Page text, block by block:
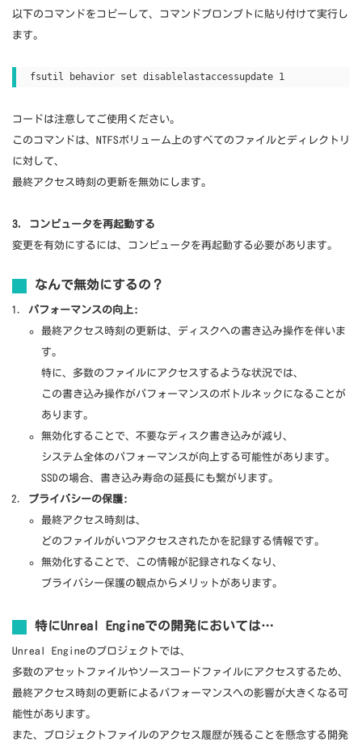
以下のコマンドをコピーして、コマンドプロンプトに貼り付けて実行し
ます。
fsutil behavior set disablelastaccessupdate 1
コードは注意してご使用ください。
このコマンドは、NTFSボリューム上のすべてのファイルとディレクトリ
に対して、
最終アクセス時刻の更新を無効にします。
3. コンピュータを再起動する
変更を有効にするには、コンピュータを再起動する必要があります。
なんで無効にするの？
パフォーマンスの向上:
最終アクセス時刻の更新は、ディスクへの書き込み操作を伴いま
す。
特に、多数のファイルにアクセスするような状況では、
この書き込み操作がパフォーマンスのボトルネックになることが
あります。
無効化することで、不要なディスク書き込みが減り、
システム全体のパフォーマンスが向上する可能性があります。
SSDの場合、書き込み寿命の延長にも繋がります。
プライバシーの保護:
最終アクセス時刻は、
どのファイルがいつアクセスされたかを記録する情報です。
無効化することで、この情報が記録されなくなり、
プライバシー保護の観点からメリットがあります。
特にUnreal Engineでの開発においては…
Unreal Engineのプロジェクトでは、
多数のアセットファイルやソースコードファイルにアクセスするため、
最終アクセス時刻の更新によるパフォーマンスへの影響が大きくなる可
能性があります。
また、プロジェクトファイルのアクセス履歴が残ることを懸念する開発